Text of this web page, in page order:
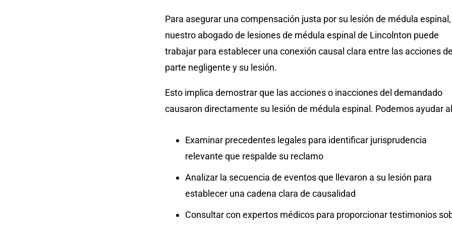
Para asegurar una compensación justa por su lesión de médula espinal,
nuestro abogado de lesiones de médula espinal de Lincolnton puede
trabajar para establecer una conexión causal clara entre las acciones
parte negligente y su lesión.
Esto implica demostrar que las acciones o inacciones del demandado
causaron directamente su lesión de médula espinal. Podemos ayudar
Examinar precedentes legales para identificar jurisprudencia
relevante que respalde su reclamo
Analizar la secuencia de eventos que llevaron a su lesión para
establecer una cadena clara de causalidad
Consultar con expertos médicos para proporcionar testimonios